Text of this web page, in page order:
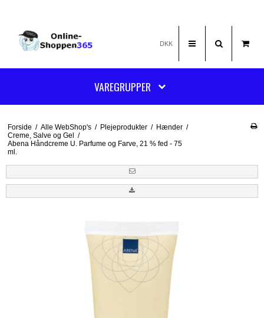
DKK
VAREGRUPPER
Forside / Alle WebShop's / Plejeprodukter / Hænder /
Creme, Salve og Gel
/
Abena Håndcreme U. Parfume og Farve, 21 % fed - 75
ml.